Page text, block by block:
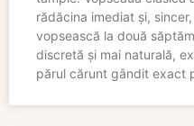
rădăcina imediat și,
vopsească la două
discretă și mai naturală,
părul cărunt gândit exact